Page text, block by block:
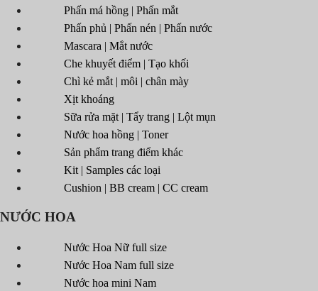
Phấn má hồng | Phấn mắt
Phấn phủ | Phấn nén | Phấn nước
Mascara | Mắt nước
Che khuyết điểm | Tạo khối
Chì kẻ mắt | môi | chân mày
Xịt khoáng
Sữa rửa mặt | Tẩy trang | Lột mụn
Nước hoa hồng | Toner
Sản phẩm trang điểm khác
Kit | Samples các loại
Cushion | BB cream | CC cream
NƯỚC HOA
Nước Hoa Nữ full size
Nước Hoa Nam full size
Nước hoa mini Nam